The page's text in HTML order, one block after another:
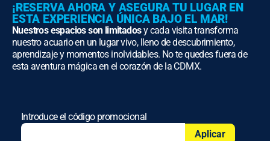
¡RESERVA AHORA Y ASEGURA TU LUGAR EN
ESTA EXPERIENCIA ÚNICA BAJO EL MAR!
Nuestros espacios son limitadosy cada visita transforma
nuestro acuario en un lugar vivo, lleno de descubrimiento,
aprendizaje y momentos inolvidables. No te quedes fuera de
esta aventura mágica en el corazón de la CDMX.
Introduce el código promocional
Aplicar